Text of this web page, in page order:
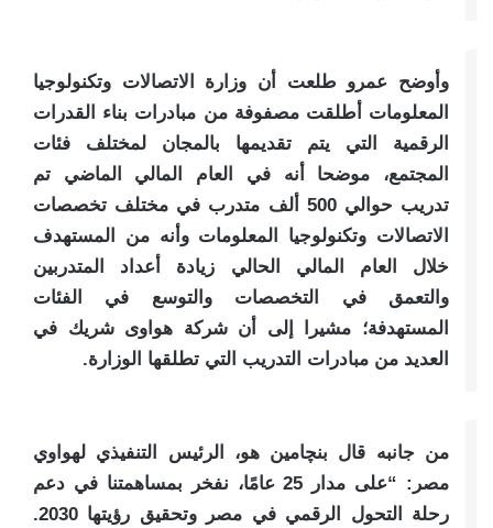
وأوضح عمرو طلعت أن وزارة الاتصالات وتكنولوجيا
المعلومات أطلقت مصفوفة من مبادرات بناء القدرات
الرقمية التي يتم تقديمها بالمجان لمختلف فئات
المجتمع، موضحا أنه في العام المالي الماضي تم
تدريب حوالي 500 ألف متدرب في مختلف تخصصات
الاتصالات وتكنولوجيا المعلومات وأنه من المستهدف
خلال العام المالي الحالي زيادة أعداد المتدربين
والتعمق في التخصصات والتوسع في الفئات
المستهدفة؛ مشيرا إلى أن شركة هواوى شريك في
العديد من مبادرات التدريب التي تطلقها الوزارة.
من جانبه قال بنچامين هو، الرئيس التنفيذي لهواوي
مصر: “على مدار 25 عامًا، نفخر بمساهمتنا في دعم
رحلة التحول الرقمي في مصر وتحقيق رؤيتها 2030.